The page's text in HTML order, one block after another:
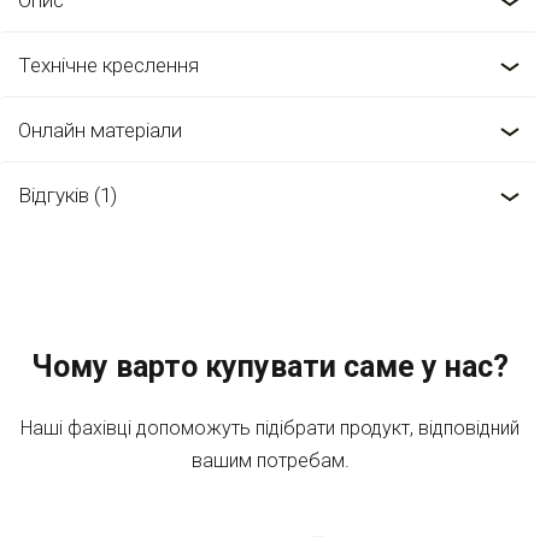
Технічне креслення
Онлайн матеріали
Відгуків (1)
Чому варто купувати саме у нас?
Наші фахівці допоможуть підібрати продукт, відповідний
вашим потребам.